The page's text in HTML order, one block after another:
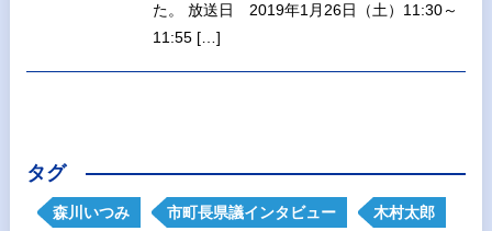
た。 放送日 2019年1月26日（土）11:30～
11:55 […]
タグ
森川いつみ 市町長県議インタビュー 木村太郎